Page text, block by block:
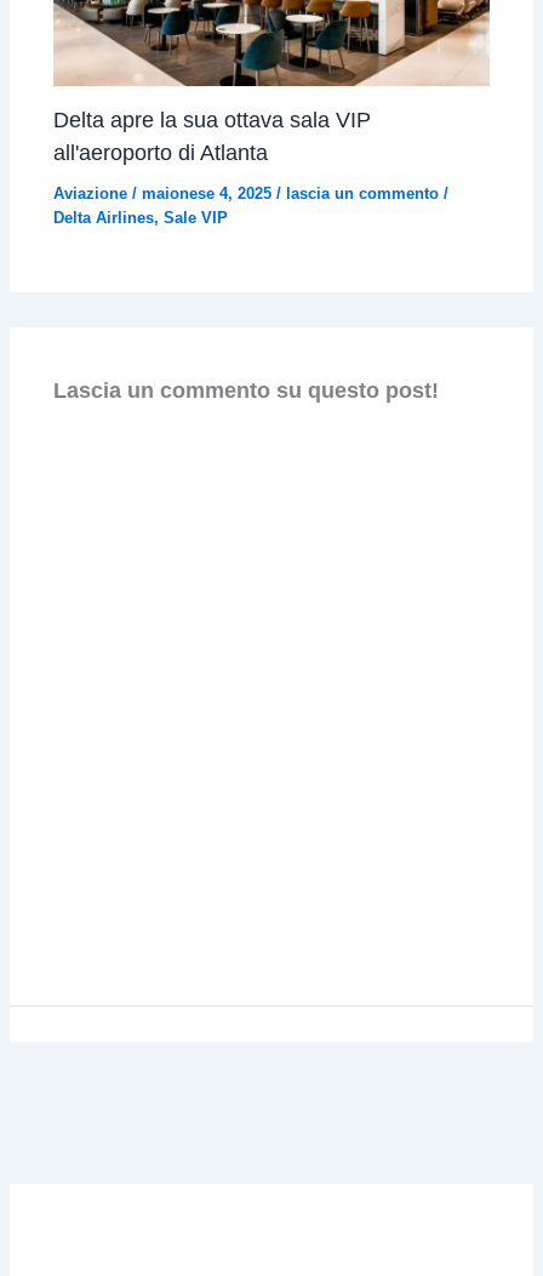
Delta apre la sua ottava sala VIP
all'aeroporto di Atlanta
Aviazione /maionese 4, 2025/ lascia un commento /
Delta Airlines,Sale VIP
Lascia un commento su questo post!